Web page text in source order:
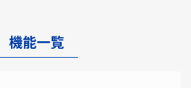
機能一覧